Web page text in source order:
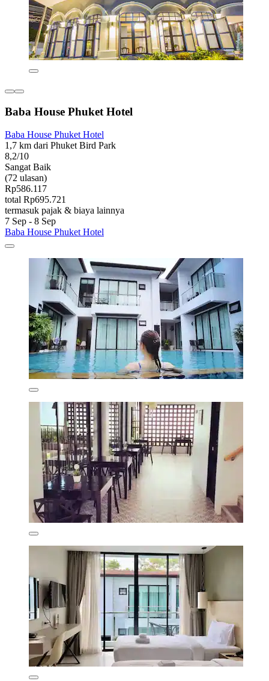
Baba House Phuket Hotel
Baba House Phuket Hotel
1,7 km dari Phuket Bird Park
8,2/10
Sangat Baik
(72 ulasan)
Rp586.117
total Rp695.721
termasuk pajak & biaya lainnya
7 Sep - 8 Sep
Baba House Phuket Hotel